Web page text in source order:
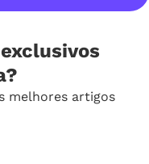
exclusivos
melhores artigos